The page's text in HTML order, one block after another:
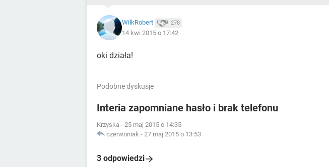
WilkRobert 278
14 kwi 2015 o 17:42
oki działa!
Podobne dyskusje
Interia zapomniane hasło i brak telefonu
Krzyska - 25 maj 2015 o 14:35
czerwoniak - 27 maj 2015 o 13:53
3 odpowiedzi